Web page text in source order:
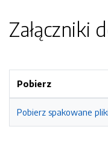
Załączniki
Pobierz
Pobierz spakowane pliki